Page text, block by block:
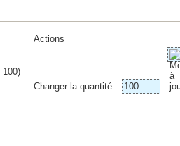
Actions
100)
Changer la quantité :